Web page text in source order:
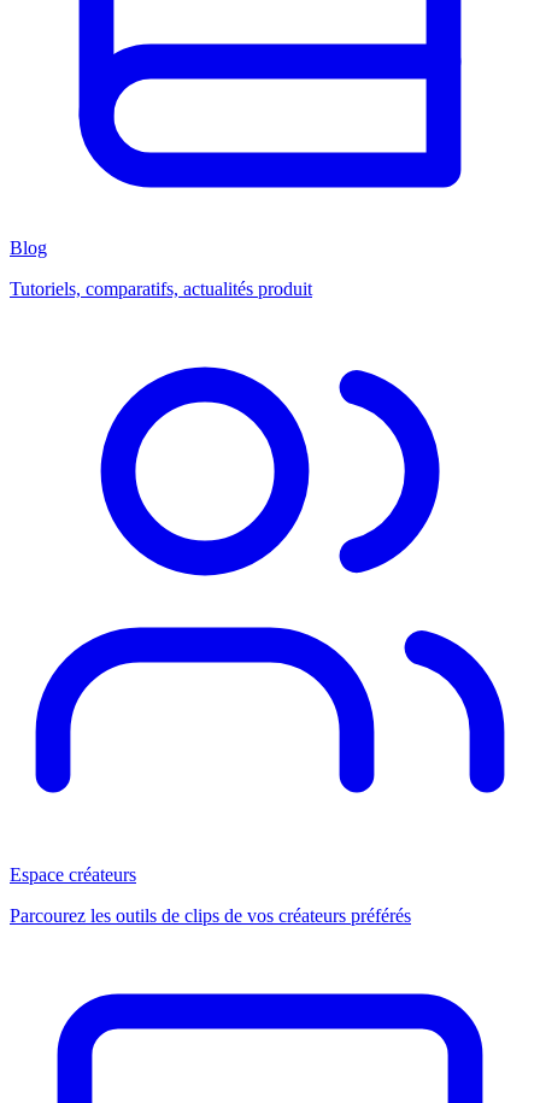
Blog
Tutoriels, comparatifs, actualités produit
Espace créateurs
Parcourez les outils de clips de vos créateurs préférés